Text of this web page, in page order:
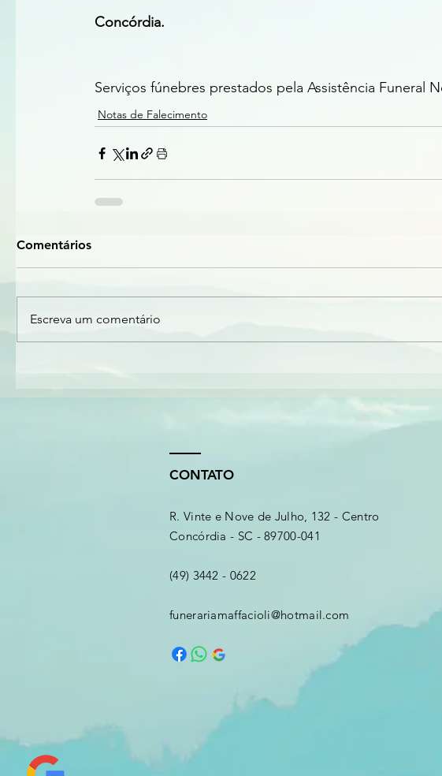
Concórdia.
Serviços fúnebres prestados pela Assistência Funeral
Notas de Falecimento
Comentários
Escreva um comentário
CONTATO
R. Vinte e Nove de Julho, 132 - Centro
Concórdia - SC - 89700-041
(49) 3442 - 0622
funerariamaffacioli@hotmail.com